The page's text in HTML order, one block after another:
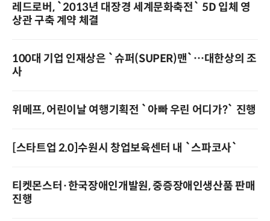
레드로버, `2013년 대장경 세계문화축전` 5D 입체 영
상관 구축 계약 체결
100대 기업 인재상은 `슈퍼(SUPER)맨`…대한상의 조
사
위메프, 어린이날 여행기획전 `아빠 우린 어디가?` 진행
[스타트업 2.0]수원시 창업보육센터 내 `스파코사`
티켓몬스터·한국장애인개발원, 중증장애인생산품 판매
진행